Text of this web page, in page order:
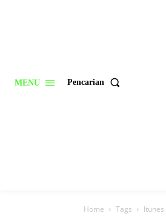
MENU Pencarian
Home Tags Itunes